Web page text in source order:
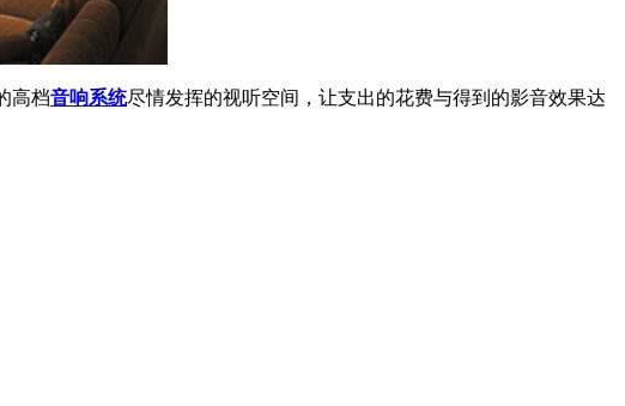
高档音响系统尽情发挥的视听空间，让支出的花费与得到的影音效果达